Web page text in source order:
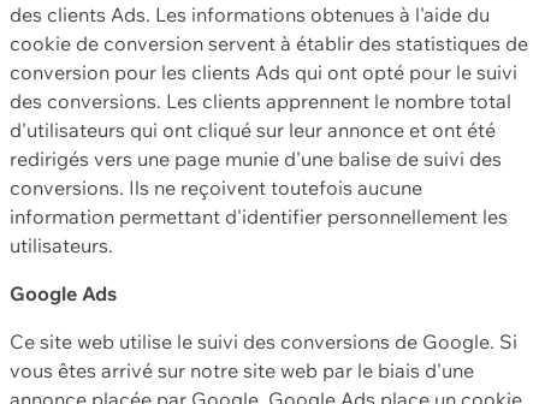
des clients Ads. Les informations obtenues à l'aide du
cookie de conversion servent à établir des statistiques de
conversion pour les clients Ads qui ont opté pour le suivi
des conversions. Les clients apprennent le nombre total
d'utilisateurs qui ont cliqué sur leur annonce et ont été
redirigés vers une page munie d'une balise de suivi des
conversions. Ils ne reçoivent toutefois aucune
information permettant d'identifier personnellement les
utilisateurs.
Google Ads
Ce site web utilise le suivi des conversions de Google. Si
vous êtes arrivé sur notre site web par le biais d'une